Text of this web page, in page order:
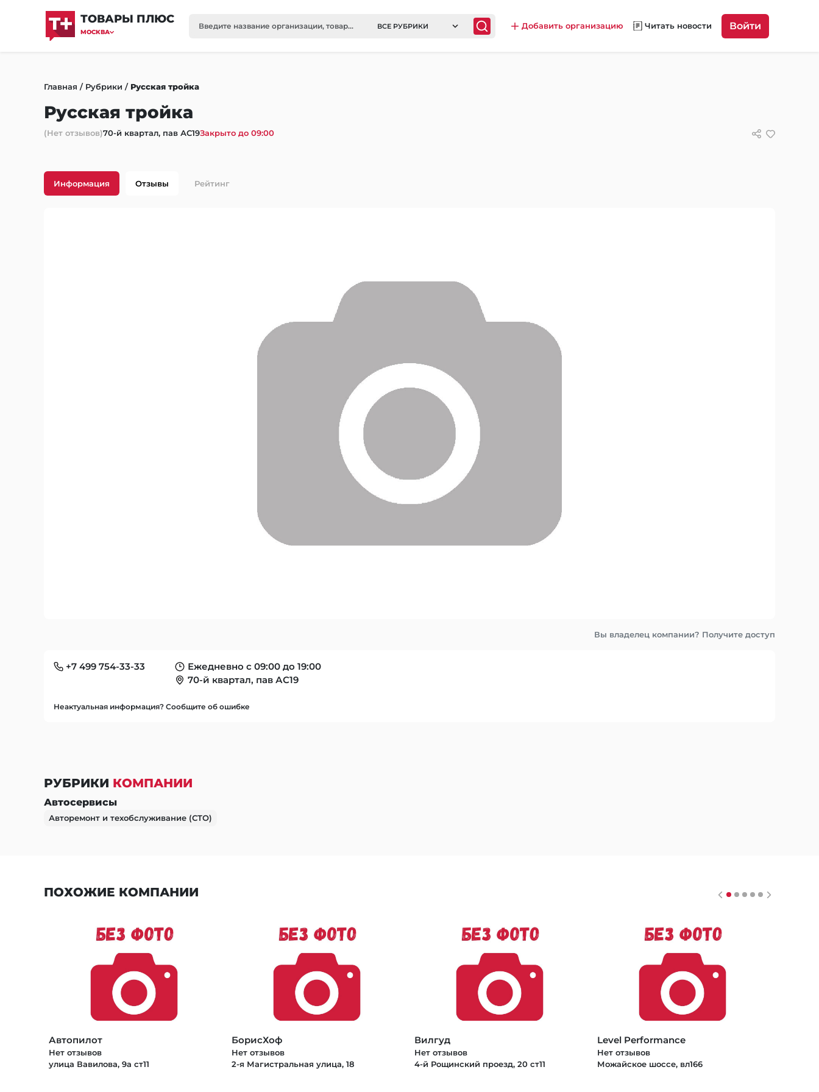
ТОВАРЫ ПЛЮС
МОСКВА
ВСЕ РУБРИКИ Добавить организацию Читать новости Войти
Главная / Рубрики / Русская тройка
Русская тройка
(Нет отзывов)70-й квартал, пав АС19Закрыто до 09:00
Информация Отзывы Рейтинг
Вы владелец компании? Получите доступ
+7 499 754-33-33
Ежедневно с 09:00 до 19:00
70-й квартал, пав АС19
Неактуальная информация? Сообщите об ошибке
РУБРИКИ КОМПАНИИ
Автосервисы
Авторемонт и техобслуживание (СТО)
ПОХОЖИЕ КОМПАНИИ
Автопилот
Нет отзывов
улица Вавилова, 9а ст11
БорисХоф
Нет отзывов
2-я Магистральная улица, 18
Вилгуд
Нет отзывов
4-й Рощинский проезд, 20 ст11
Level Performance
Нет отзывов
Можайское шоссе, вл166